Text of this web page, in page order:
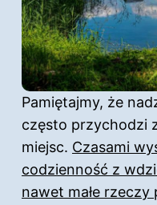
Pamiętajmy, że
często przychodzi
miejsc. Czasami
codzienność z
nawet małe